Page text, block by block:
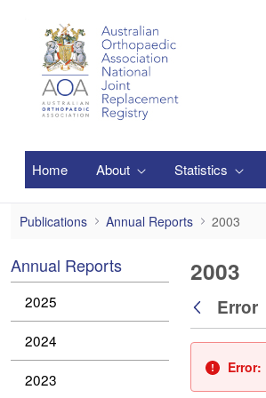
Home About Statistics
2003
Publications Annual Reports 2003
Annual Reports
2025
2024
2023
2003
Vés enrere
Error
Error: